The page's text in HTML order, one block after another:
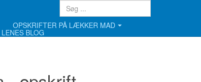
OPSKRIFTER PÅ LÆKKER MAD
LENES BLOG